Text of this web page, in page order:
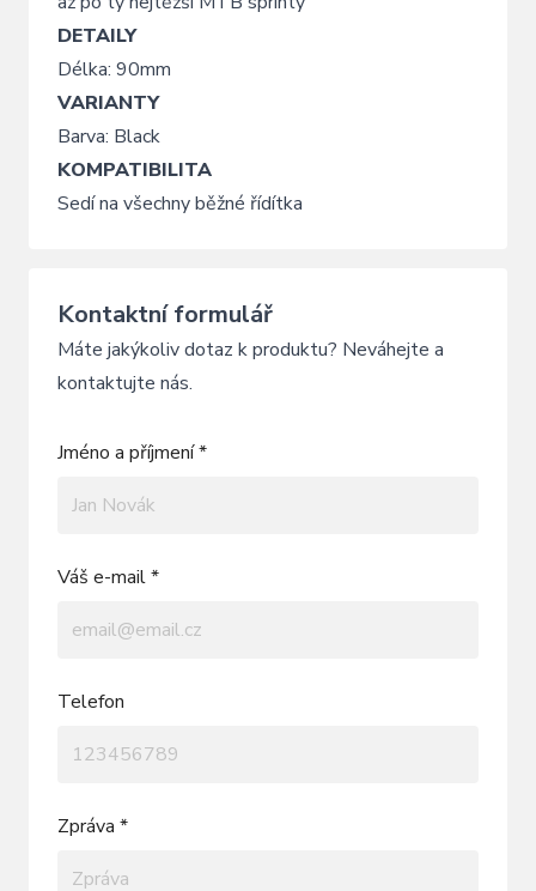
DETAILY
Délka: 90mm
VARIANTY
Barva: Black
KOMPATIBILITA
Sedí na všechny běžné řídítka
Kontaktní formulář
Máte jakýkoliv dotaz k produktu? Neváhejte a
kontaktujte nás.
Jméno a příjmení *
Váš e-mail *
Telefon
Zpráva *